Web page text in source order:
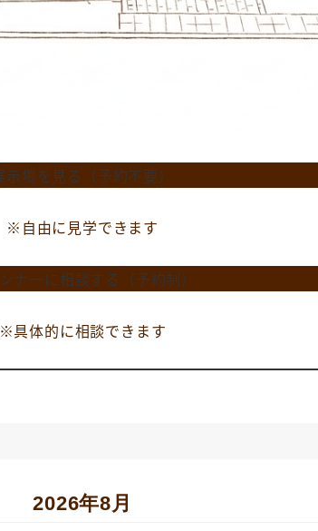
示場を見る（予約不要）
※自由に見学できます
ナーに相談する（予約制）
※具体的に相談できます
2026年8月